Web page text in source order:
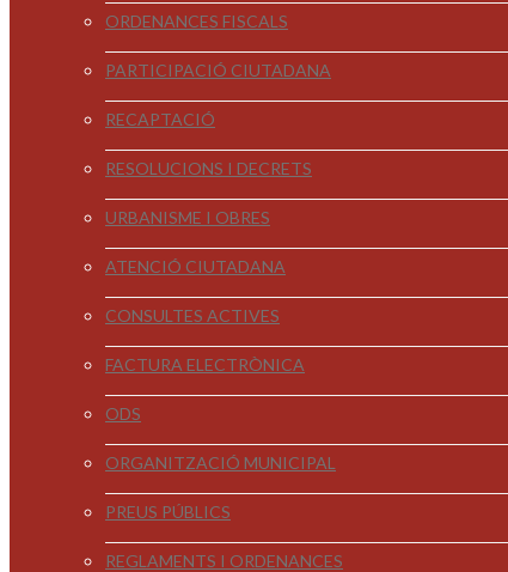
ORDENANCES FISCALS
PARTICIPACIÓ CIUTADANA
RECAPTACIÓ
RESOLUCIONS I DECRETS
URBANISME I OBRES
ATENCIÓ CIUTADANA
CONSULTES ACTIVES
FACTURA ELECTRÒNICA
ODS
ORGANITZACIÓ MUNICIPAL
PREUS PÚBLICS
REGLAMENTS I ORDENANCES